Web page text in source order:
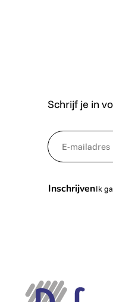
Schrijf je in
NewsletterEmail
InschrijvenIk